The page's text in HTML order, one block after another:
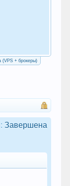
(VPS + брокеры)
Завершена